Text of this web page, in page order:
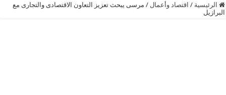
الرئيسية / اقتصاد وأعمال / مرسى يبحث تعزيز التعاون الاقتصادى والتجارى مع
البرازيل